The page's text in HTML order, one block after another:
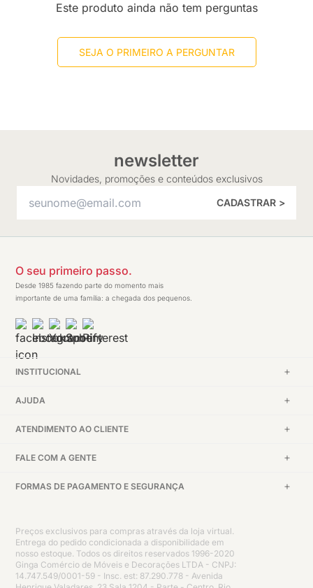
Este produto ainda não tem perguntas
SEJA O PRIMEIRO A PERGUNTAR
newsletter
Novidades, promoções e conteúdos exclusivos
CADASTRAR >
O seu primeiro passo.
Desde 1985 fazendo parte do momento mais
importante de uma família: a chegada dos pequenos.
INSTITUCIONAL
AJUDA
ATENDIMENTO AO CLIENTE
FALE COM A GENTE
FORMAS DE PAGAMENTO E SEGURANÇA
Preços exclusivos para compras através da loja virtual.
Entrega do pedido condicionada a disponibilidade em
nosso estoque. Todos os direitos reservados 1996-2020
Ginga Comércio de Móveis e Decorações LTDA - CNPJ:
14.747.549/0001-59 - Insc. est: 87.290.778 - Avenida